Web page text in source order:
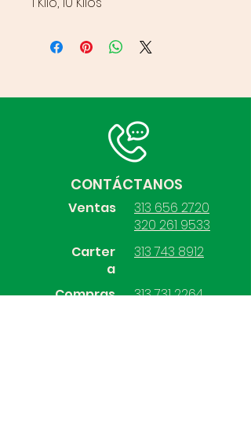
CONTÁCTANOS
Ventas
313 656 2720
320 261 9533
Carter
a
Compras
313 743 8912
313 731 2264